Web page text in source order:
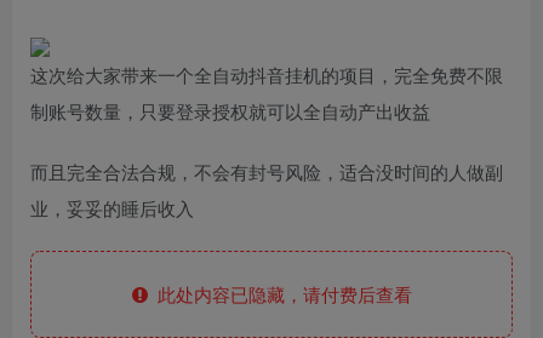
这次给大家带来一个全自动抖音挂机的项目，完全免费不限
制账号数量，只要登录授权就可以全自动产出收益
而且完全合法合规，不会有封号风险，适合没时间的人做副
业，妥妥的睡后收入
此处内容已隐藏，请付费后查看